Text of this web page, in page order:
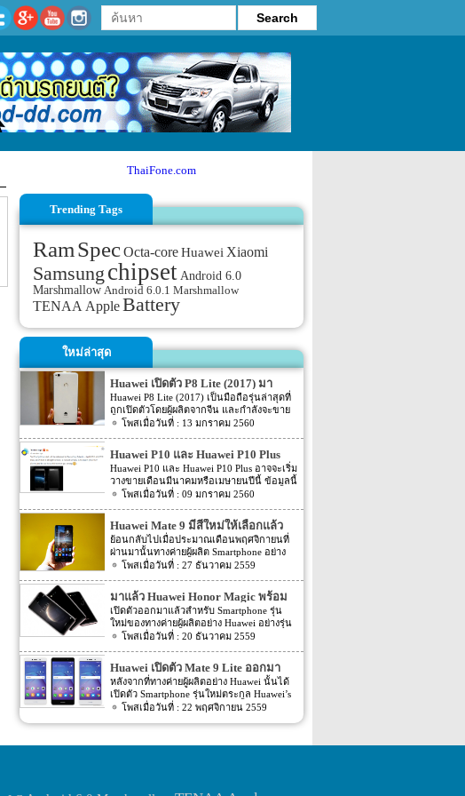
ThaiFone.com
Trending Tags
RamSpecOcta-coreHuawei Xiaomi
Samsung chipset Android 6.0
Marshmallow Android 6.0.1 Marshmallow
TENAAAppleBattery
ใหม่ล่าสุด
Huawei เปิดตัว P8 Lite (2017) มา
พร้อมหน้าจอ 1080p ชิพเซ็ท Kirin
655
Huawei P8 Lite (2017) เป็นมือถือรุ่นล่าสุดที่
ถูกเปิดตัวโดยผู้ผลิตจากจีน และกำลังจะขาย
ในตลาดยุโรปบางประเทศในเร็วๆ นี้ แต่การ
แล้ว แม้กระทั่งตอนนี้ P9 Lite ถูกพัฒนาให้ดี
ยิ่งขึ้น P8 Lite (2017) มาพร้อมกับหน้าจอ IPS
ขนาด 5.2″ ความละเอียดหน้าจอขนาด
1080p วัสดุรอบตัวเครื่องเป็นแบบมันวาว
สวยงาม การออกแบบไม่มีอะไรเหมือนกับรุ่น
P8 และ P9 แต่คล้ายกับมือถือรุ่นหลังๆ ของ
Honor มาก ขุมพลังของ Huawei P8 Lite
(2017) คือชิพเซ็ท Kirin 655 ซึ่งเป็นชิพเซ็ทระ
ดับกลางๆ มาด้วย Octa-Core A53
โปรเซสเซอร์ และตัวประมวลผลกราฟฟิคใช้
Mali-T830MP2 GPU, แรม 3GB, รอม 16GB
แบบเพิ่มหน่วยความจำภายนอกได้ […]
13 มกราคม 2560
Huawei P10 และ Huawei P10 Plus
อาจจะเปิดตัวมีนาหรือเมษา
Huawei P10 และ Huawei P10 Plus อาจจะเริ่ม
วางขายเดือนมีนาคมหรือเมษายนปีนี้ ข้อมูลนี้
ถูกเปิดเผยโดยประธานบริษัทและซีอีโอของ
กล่าวดูเหมือนว่าจะเปิดเผยเรื่องราวของ
Huawei P10 ซึ่งจะมาพร้อมกับหน้าจอที่ไม่โค้ง
ในขณะที่ Huawei P10 Plus จะมาพร้อมกับ
หน้าจอโค้ง สำหรับข่าวลือก่อนหน้าที่ออกมา
เดือนที่แล้วได้พูดถึง P10 ว่าจะมาพร้อมหน้า
จอโค้งแบบคู่ สเปคคร่าวๆ ข่าวลือเคยพูดถึง
P10 (และ P10 Plus) ว่าจะมาพร้อมกับขุมพลัง
HiSilicon Kirin 960 SoC และ ใช้หน้าจอ
QHD ทัชสกรีน ขนาด 5.5 นิ้ว ส่วนแรมจะมี
มากถึง 6GB ในขณะที่ความจุของตัวเครื่องจะ
เพิ่มมาให้ถึง 256GB ที่มา gsmarena
09 มกราคม 2560
Huawei Mate 9 มีสีใหม่ให้เลือกแล้ว
ย้อนกลับไปเมื่อประมาณเดือนพฤศจิกายนที่
ผ่านมานั้นทางค่ายผู้ผลิต Smartphone อย่าง
Huawei นั้นได้เปิดตัว Smartphone รุ่นใหม่
กันแล้ว โดยสีของตัวเครื่องในตอนที่เปิดตัว
ออกมานั้นจมีทั้งหมด 6 สีอย่าง Space Gray,
Moonlight Silver, Champagne Gold, Mocha
Brown, Ceramic White, และ Black แต่ล่าสุด
นี้กลับมีข่าวของ Huawei Mate 9 ออกมาอีก
ครั้ง สำหรับข่าวล่าสุดของ Huawei Mate 9 นี้
นั้น ตามข่าวได้ระบุว่า Huawei Mate 9 นี้จะมี
อีกหนึ่งสีให้เลือก โดยสีของตัวเครื่องที่เพิ่มมา
นี้นั้นจะเป็นสีอย่าง obsidian black อีกทั้งตาม
ข่าวยัได้ระบุอีกว่าสีอย่าง obsidian black นี้
นั้นมีให้เลือกในทุกๆ รุ่นทั้ง Ram ภายในตัว
เครื่องขนาด 4GB และขนาดพื้นที่ภายในตัว
27 ธันวาคม 2559
มาแล้ว Huawei Honor Magic พร้อม
กล้อง 2 ตัว
เปิดตัวออกมาแล้วสำหรับ Smartphone รุ่น
ใหม่ของทางค่ายผู้ผลิตอย่าง Huawei อย่างรุ่น
Huawei Honor Magic โดยรุ่นใหม่นี้นับว่าเป็น
ลักษณะของตัวเครื่องรุ่นนี้จะเป็นแบบ curvy
body ที่ทาง Huawei นั้นพัฒนาออกมาได้เป็น
อย่างดีเลยทีเดียว ส่วน Spec ภายในตัวเครื่อง
นั้นจะเป็นอย่างไรนั้นเราดูกันเลยดีกว่า ตัว
เครื่องจะมีขนาดอยุ่ที่ 5.09 นิ้ว หน้าจอแสดง
ผลจะเป็นแบบ AMOLED ส่วนความละเอียด
QHD (577ppi) โดยหน้าจอจะเป็นแบบ curved
20 ธันวาคม 2559
Huawei เปิดตัว Mate 9 Lite ออกมา
แบบเงียบๆ
หลังจากที่ทางค่ายผู้ผลิตอย่าง Huawei นั้นได้
เปิดตัว Smartphone รุ่นใหม่ตระกูล Huawei’s
Mate 9 อย่าง Mate 9, Mate 9 Porsche Design
จำหน่ายในอีกไม่นาน และอีกหนึ่งรุ่นอย่าง
9 ออกมาอีกแล้ว สำหรับข่าวรุ่นใหม่ของ
22 พฤศจิกายน 2559